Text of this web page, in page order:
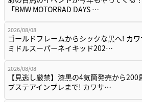
「BMW MOTORRAD DAYS …
2026/08/08
ゴールドフレームからシックな黒へ! カ
ミドルスーパーネイキッド202…
2026/08/08
【見逃し厳禁】漆黒の4気筒発売から200
ブステアインプレまで! カワサ…